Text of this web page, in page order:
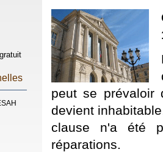
peut se prévaloir
devient
clause n'a été
réparations.